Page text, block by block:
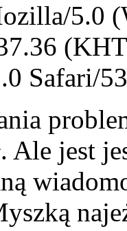
5.0
Safari/
Ale jest